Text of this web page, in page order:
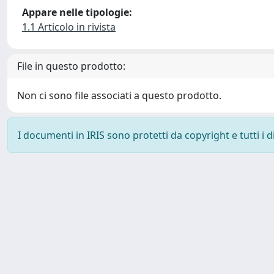
Appare nelle tipologie:
1.1 Articolo in rivista
File in questo prodotto:
Non ci sono file associati a questo prodotto.
I documenti in IRIS sono protetti da copyright e tutti i